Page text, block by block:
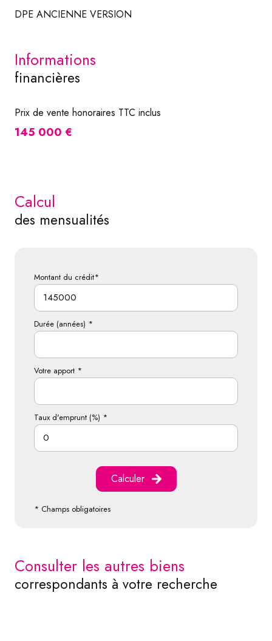
DPE ANCIENNE VERSION
informations
financières
Prix de vente honoraires TTC inclus
145 000 €
calcul
des mensualités
Montant du crédit*
Durée (années) *
Votre apport *
Taux d'emprunt (%) *
Calculer
* Champs obligatoires
consulter les autres biens
correspondants à votre recherche